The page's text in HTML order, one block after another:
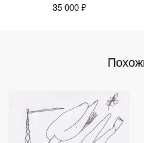
35 000 ₽